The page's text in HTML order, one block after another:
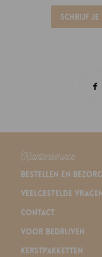
Schrijf je
Klantenservice
Bestellen en
Veelgestelde
Contact
Voor bedrijven
Kerstpakketten